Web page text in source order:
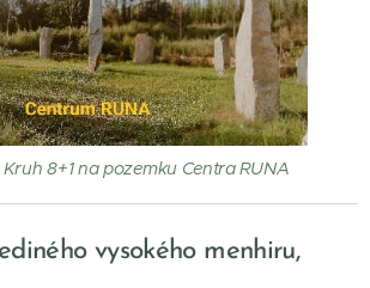
8+1 na pozemku Centra RUNA
vysokého menhiru,